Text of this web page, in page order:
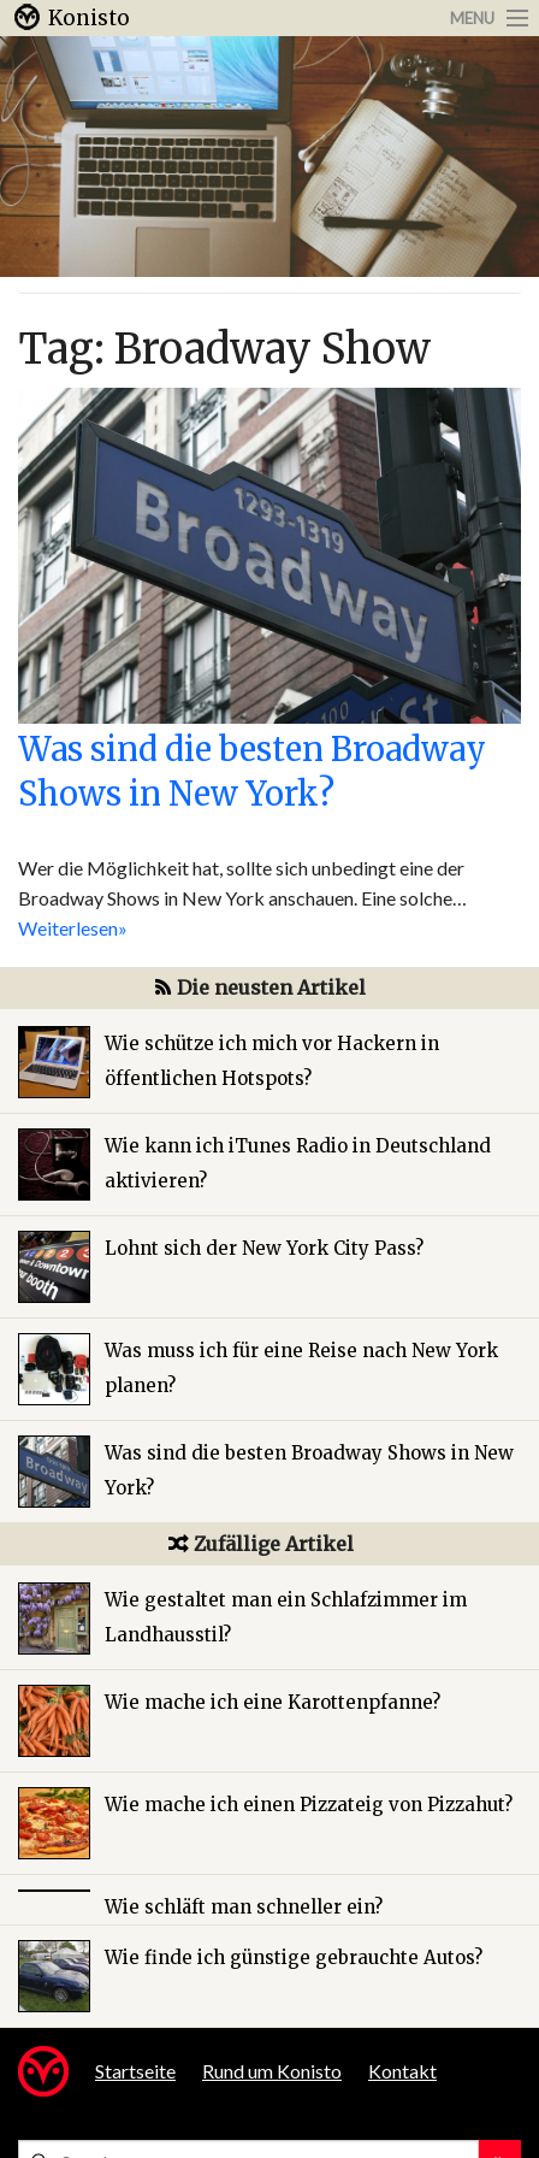
Konisto MENU
Arbeit & Karriere
Internet
Urlaub & Reisen
Tag: Broadway Show
Was sind die besten Broadway
Shows in New York?
Wer die Möglichkeit hat, sollte sich unbedingt eine der
Broadway Shows in New York anschauen. Eine solche…
Weiterlesen»
Die neusten Artikel
Wie schütze ich mich vor Hackern in
öffentlichen Hotspots?
Wie kann ich iTunes Radio in Deutschland
aktivieren?
Lohnt sich der New York City Pass?
Was muss ich für eine Reise nach New York
planen?
Was sind die besten Broadway Shows in New
York?
Zufällige Artikel
Wie gestaltet man ein Schlafzimmer im
Landhausstil?
Wie mache ich eine Karottenpfanne?
Wie mache ich einen Pizzateig von Pizzahut?
Wie schläft man schneller ein?
Wie finde ich günstige gebrauchte Autos?
Startseite Rund um Konisto Kontakt